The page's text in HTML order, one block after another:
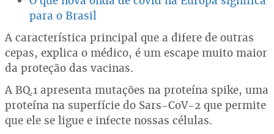
para o Brasil
A característica principal que a difere de outras
cepas, explica o médico, é um escape muito maior
da proteção das vacinas.
A BQ.1 apresenta mutações na proteína spike, uma
proteína na superfície do Sars-CoV-2 que permite
que ele se ligue e infecte nossas células.